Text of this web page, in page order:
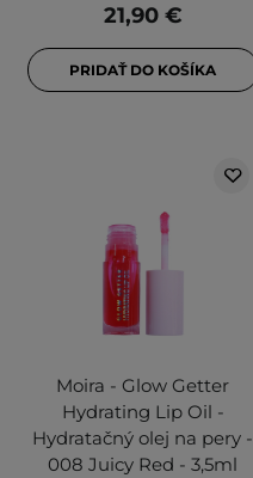
21,90 €
PRIDAŤ DO KOŠÍKA
Moira - Glow Getter
Hydrating Lip Oil -
Hydratačný olej na pery -
008 Juicy Red - 3,5ml